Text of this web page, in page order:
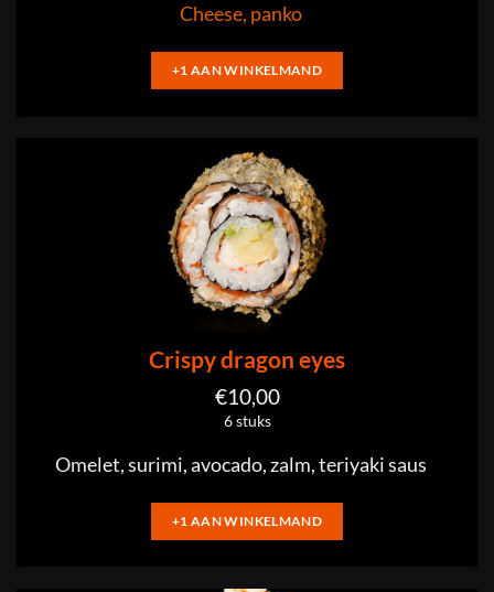
Cheese, panko
+1 AAN WINKELMAND
Crispy dragon eyes
€10,00
6 stuks
Omelet, surimi, avocado, zalm, teriyaki saus
+1 AAN WINKELMAND